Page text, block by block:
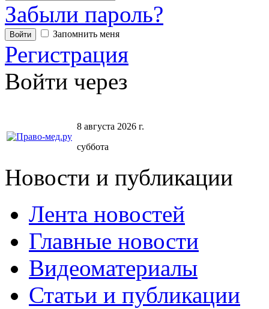
Забыли пароль?
Запомнить меня
Регистрация
Войти через
8 августа 2026 г.
суббота
Новости и публикации
Лента новостей
Главные новости
Видеоматериалы
Статьи и публикации